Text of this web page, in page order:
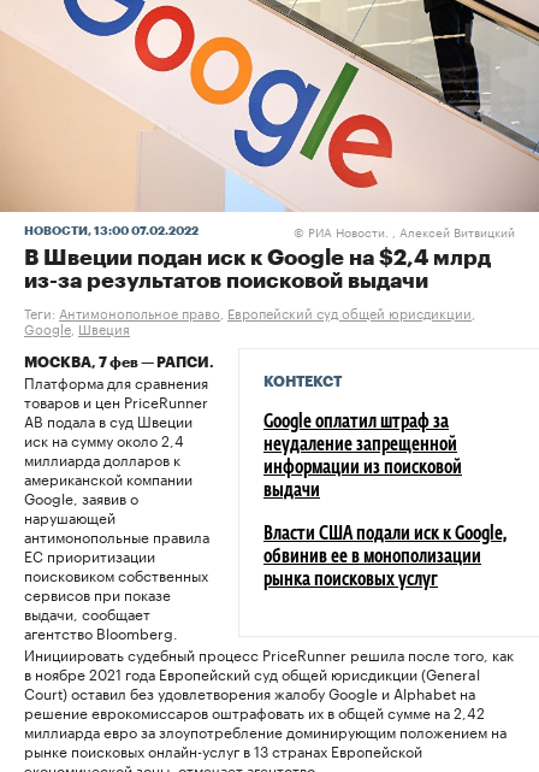
НОВОСТИ , 13:00 07.02.2022 © РИА Новости. , Алексей Витвицкий
В Швеции подан иск к Google на $2,4 млрд
из-за результатов поисковой выдачи
Теги: Антимонопольное право Европейский суд общей юрисдикции
Google,Швеция
КОНТЕКСТ
Google оплатил штраф за
неудаление запрещенной
информации из поисковой
выдачи
Власти США подали иск к Google,
обвинив ее в монополизации
рынка поисковых услуг
МОСКВА, 7 фев — РАПСИ.
Платформа для сравнения
товаров и цен PriceRunner
AB подала в суд Швеции
иск на сумму около 2,4
миллиарда долларов к
американской компании
Google, заявив о
нарушающей
антимонопольные правила
ЕС приоритизации
поисковиком собственных
сервисов при показе
выдачи, сообщает
агентство Bloomberg.
Инициировать судебный процесс PriceRunner решила после того, как
в ноябре 2021 года Европейский суд общей юрисдикции (General
Court) оставил без удовлетворения жалобу Google и Alphabet на
решение еврокомиссаров оштрафовать их в общей сумме на 2,42
миллиарда евро за злоупотребление доминирующим положением на
рынке поисковых онлайн-услуг в 13 странах Европейской